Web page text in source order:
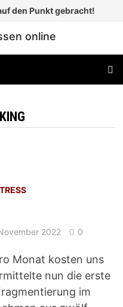
den Punkt gebracht!
online
2022 0
Monat kosten uns
nun die erste
im